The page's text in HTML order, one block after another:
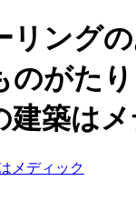
リング
のがた
建築は